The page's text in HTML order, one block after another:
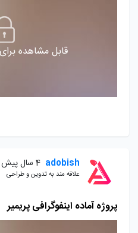
قابل مشاهده
adobish 4 سال پیش
علاقه مند به تدوین و طراحی
پروژه آماده اینفوگرافی پریمیر